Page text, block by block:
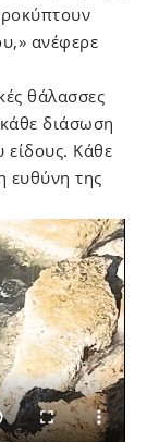
ανέφερε
θάλασσες
διάσωση
είδους. Κάθε
ευθύνη της